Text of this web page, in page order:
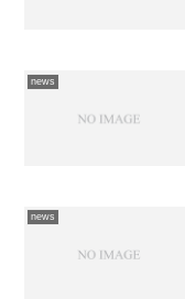
news
news